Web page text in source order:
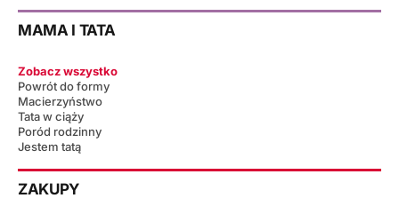
MAMA I TATA
Zobacz wszystko
Powrót do formy
Macierzyństwo
Tata w ciąży
Poród rodzinny
Jestem tatą
ZAKUPY